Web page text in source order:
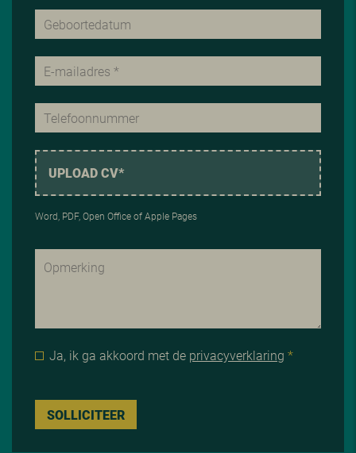
UPLOAD CV*
Word, PDF, Open Office of Apple Pages
Ja, ik ga akkoord met de privacyverklaring *
SOLLICITEER